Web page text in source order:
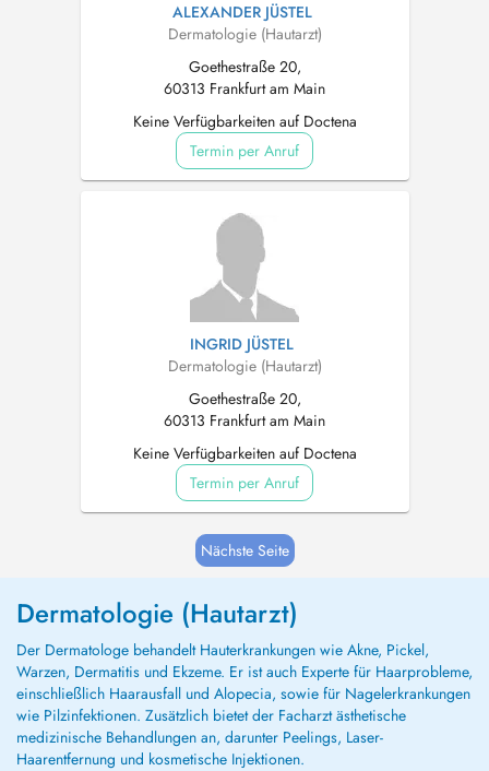
ALEXANDER JÜSTEL
Dermatologie (Hautarzt)
Goethestraße 20,
60313 Frankfurt am Main
Keine Verfügbarkeiten auf Doctena
Termin per Anruf
INGRID JÜSTEL
Dermatologie (Hautarzt)
Goethestraße 20,
60313 Frankfurt am Main
Keine Verfügbarkeiten auf Doctena
Termin per Anruf
Nächste Seite
Dermatologie (Hautarzt)
Der Dermatologe behandelt Hauterkrankungen wie Akne, Pickel,
Warzen, Dermatitis und Ekzeme. Er ist auch Experte für Haarprobleme,
einschließlich Haarausfall und Alopecia, sowie für Nagelerkrankungen
wie Pilzinfektionen. Zusätzlich bietet der Facharzt ästhetische
medizinische Behandlungen an, darunter Peelings, Laser-
Haarentfernung und kosmetische Injektionen.